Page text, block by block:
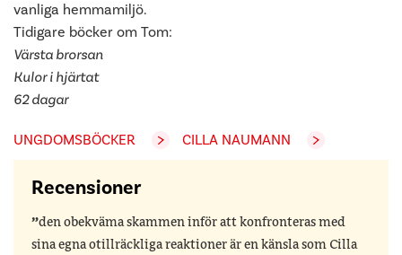
vanliga hemmamiljö.
Tidigare böcker om Tom:
Värsta brorsan
Kulor i hjärtat
62 dagar
UNGDOMSBÖCKER CILLA NAUMANN
Recensioner
den obekväma skammen inför att konfronteras med
sina egna otillräckliga reaktioner är en känsla som Cilla